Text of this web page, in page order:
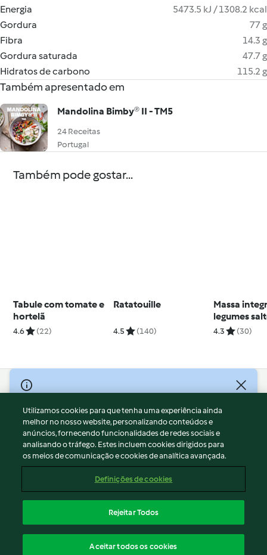
Energia
5473.5 kJ / 1308.2 kcal
Gordura
77 g
Fibra
14.3 g
Gordura saturada
47.7 g
Hidratos de carbono
115.2 g
Também apresentado em
Mandolina Bimby® II - TM5
24 Receitas
Portugal
Também pode gostar...
Tabule com tomate e
hortelã
4.6 (22)
Ratatouille
4.5 (140)
Massa
legumes
4.3 (30)
© Copyright 2026
Termos de Utilização
Aviso sobre Proteção de Dados
Aviso
Apoio legal
Conteúdo do relatório
Declaração de acessibilidade
Utilizamos cookies para que tenha uma experiência ainda
melhor no nosso website, personalizando conteúdos e
anúncios, fornecendo funcionalidades de redes sociais e
analisando o tráfego. Estes incluem cookies dirigidos para
os meios de comunicação e cookies de analítica avançada.
Definições de cookies
Rejeitar Todos
Aceitar todos os cookies